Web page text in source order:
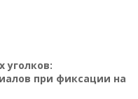
уголков:
при фиксации на